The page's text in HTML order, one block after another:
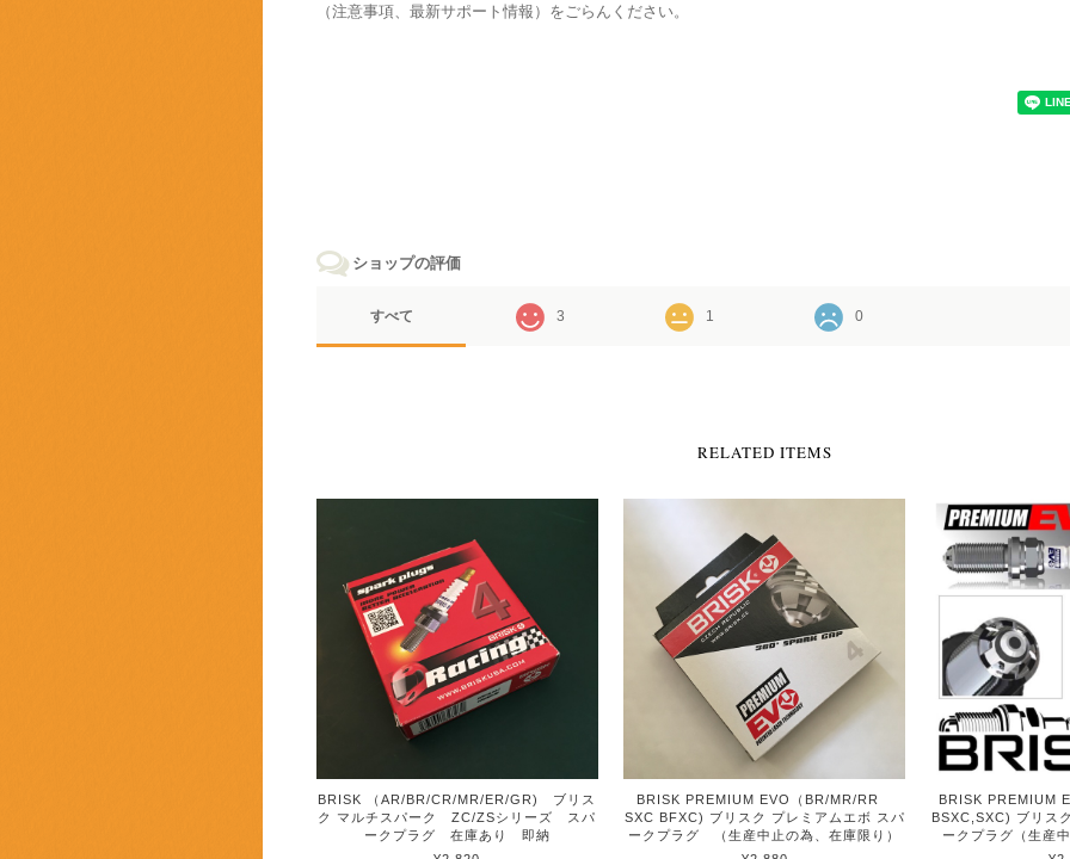
（注意事項、最新サポート情報）をごらんください。
ショップの評価
すべて 3 1 0
RELATED ITEMS
BRISK （AR/BR/CR/MR/ER/GR) ブリス
ク マルチスパーク ZC/ZSシリーズ スパ
ークプラグ 在庫あり 即納
BRISK PREMIUM EVO（BR/MR/RR
SXC BFXC) ブリスク プレミアムエボ スパ
ークプラグ （生産中止の為、在庫限り）
BRISK PREMIUM
BSXC,SXC) ブリス
ークプラグ（生産